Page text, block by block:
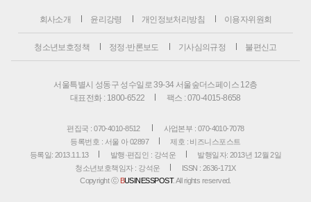
회사소개 윤리강령 개인정보처리방침 이용자위원회
청소년보호정책 정정·반론보도 기사심의규정 불편신고
서울특별시 성동구 성수일로 39-34 서울숲더스페이스 12층
대표전화 : 1800-6522
팩스 : 070-4015-8658
편집국 : 070-4010-8512
사업본부 : 070-4010-7078
등록번호 : 서울 아 02897
제호 : 비즈니스포스트
등록일: 2013.11.13
발행·편집인 : 강석운
발행일자: 2013년 12월 2일
청소년보호책임자 : 강석운
ISSN : 2636-171X
Copyright ⓒ BUSINESSPOST. All rights reserved.